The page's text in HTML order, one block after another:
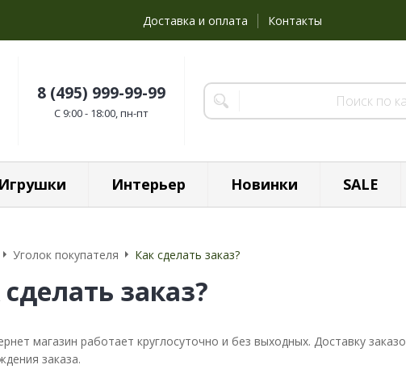
Доставка и оплата Контакты
8 (495) 999-99-99
C 9:00 - 18:00, пн-пт
Игрушки Интерьер Новинки SALE
Уголок покупателя Как сделать заказ?
заказ?
магазин работает круглосуточно и без выходных. Доставку
заказа.